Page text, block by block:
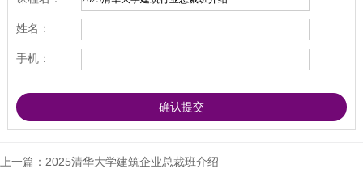
姓名：
手机：
上一篇： 2025清华大学建筑企业总裁班介绍